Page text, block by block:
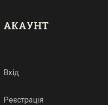
АКАУНТ
Вхід
Реєстрація